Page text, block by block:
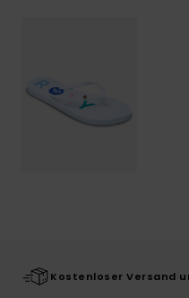
Kostenloser Versand